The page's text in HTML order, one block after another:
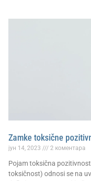
Zamke toksične
јун 14, 2023 2 коментара
Pojam toksična
toksičnost) odnosi se na